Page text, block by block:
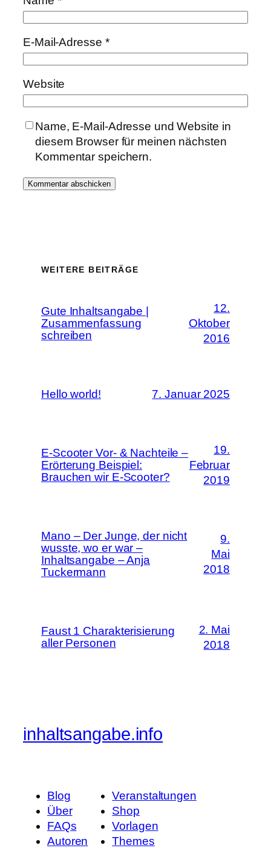
E-Mail-Adresse *
Website
Name, E-Mail-Adresse und Website in
diesem Browser für meinen nächsten
Kommentar speichern.
WEITERE BEITRÄGE
Gute Inhaltsangabe |
Zusammenfassung
schreiben
12.
Oktober
2016
Hello world! 7. Januar 2025
E-Scooter Vor- & Nachteile –
Erörterung Beispiel:
Brauchen wir E-Scooter?
19.
Februar
2019
Mano – Der Junge, der nicht
wusste, wo er war –
Inhaltsangabe – Anja
Tuckermann
9.
Mai
2018
Faust 1 Charakterisierung
aller Personen
2. Mai
2018
inhaltsangabe.info
Blog
Über
FAQs
Autoren
Veranstaltungen
Shop
Vorlagen
Themes